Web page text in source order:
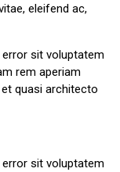
eleifend ac,
sit voluptatem
rem aperiam
quasi architecto
sit voluptatem